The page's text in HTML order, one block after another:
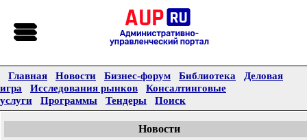
Главная Новости Бизнес-форум Библиотека
Деловая
игра
Исследования рынков
Консалтинговые
услуги
Программы Тендеры Поиск
Новости